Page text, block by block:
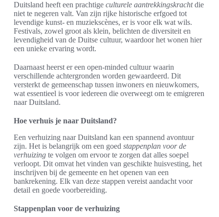
Duitsland heeft een prachtige culturele aantrekkingskrachtdie
niet te negeren valt. Van zijn rijke historische erfgoed tot
levendige kunst- en muziekscènes, er is voor elk wat wils.
Festivals, zowel groot als klein, belichten de diversiteit en
levendigheid van de Duitse cultuur, waardoor het wonen hier
een unieke ervaring wordt.
Daarnaast heerst er een open-minded cultuur waarin
verschillende achtergronden worden gewaardeerd. Dit
versterkt de gemeenschap tussen inwoners en nieuwkomers,
wat essentieel is voor iedereen die overweegt om te emigreren
naar Duitsland.
Hoe verhuis je naar Duitsland?
Een verhuizing naar Duitsland kan een spannend avontuur
zijn. Het is belangrijk om een goed stappenplan voor de
verhuizing te volgen om ervoor te zorgen dat alles soepel
verloopt. Dit omvat het vinden van geschikte huisvesting, het
inschrijven bij de gemeente en het openen van een
bankrekening. Elk van deze stappen vereist aandacht voor
detail en goede voorbereiding.
Stappenplan voor de verhuizing